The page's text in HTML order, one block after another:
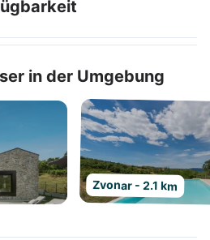
in der Umgebung
Zvonar - 2.1 km